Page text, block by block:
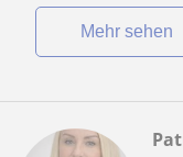
Mehr sehen